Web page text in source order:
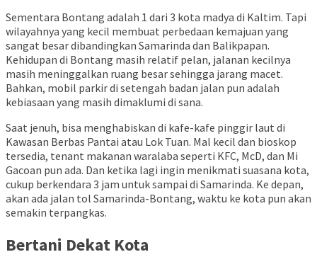
Sementara Bontang adalah 1 dari 3 kota madya di Kaltim. Tapi
wilayahnya yang kecil membuat perbedaan kemajuan yang
sangat besar dibandingkan Samarinda dan Balikpapan.
Kehidupan di Bontang masih relatif pelan, jalanan kecilnya
masih meninggalkan ruang besar sehingga jarang macet.
Bahkan, mobil parkir di setengah badan jalan pun adalah
kebiasaan yang masih dimaklumi di sana.
Saat jenuh, bisa menghabiskan di kafe-kafe pinggir laut di
Kawasan Berbas Pantai atau Lok Tuan. Mal kecil dan bioskop
tersedia, tenant makanan waralaba seperti KFC, McD, dan Mi
Gacoan pun ada. Dan ketika lagi ingin menikmati suasana kota,
cukup berkendara 3 jam untuk sampai di Samarinda. Ke depan,
akan ada jalan tol Samarinda-Bontang, waktu ke kota pun akan
semakin terpangkas.
Bertani Dekat Kota